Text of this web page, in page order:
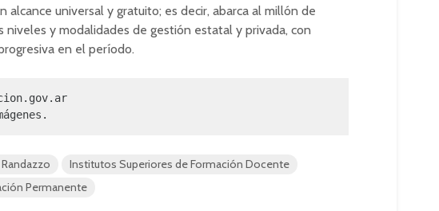
alcance universal y gratuito; es decir, abarca al millón de
niveles y modalidades de gestión estatal y privada, con
en el período.
Institutos Superiores de Formación Docente
Permanente